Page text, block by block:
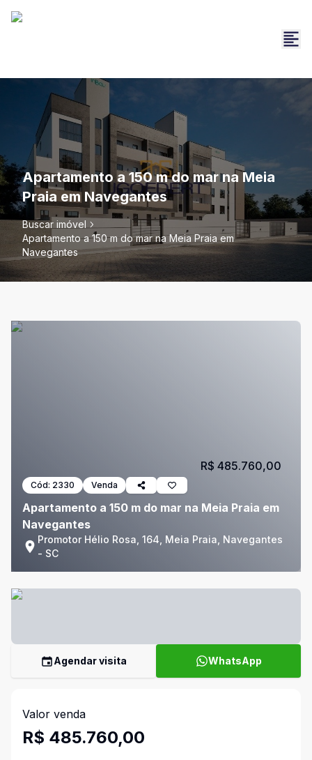
Apartamento a 150 m do mar na Meia
Praia em Navegantes
Buscar imóvel
Apartamento a 150 m do mar na Meia Praia em
Navegantes
Cód: 2330 Venda
Apartamento a 150 m do mar na Meia Praia em
Navegantes
Promotor Hélio Rosa, 164, Meia Praia, Navegantes
- SC
R$ 485.760,00
Agendar visita WhatsApp
Valor venda
R$ 485.760,00